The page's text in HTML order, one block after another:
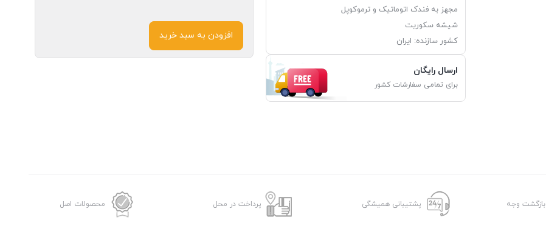
مجهز به فندک اتوماتیک و ترموکوپل
شیشه سکوریت
کشور سازنده: ایران
ارسال رایگان
برای تمامی سفارشات کشور
افزودن به سبد خرید
پشتیبانی همیشگی پرداخت در محل محصولات اصل